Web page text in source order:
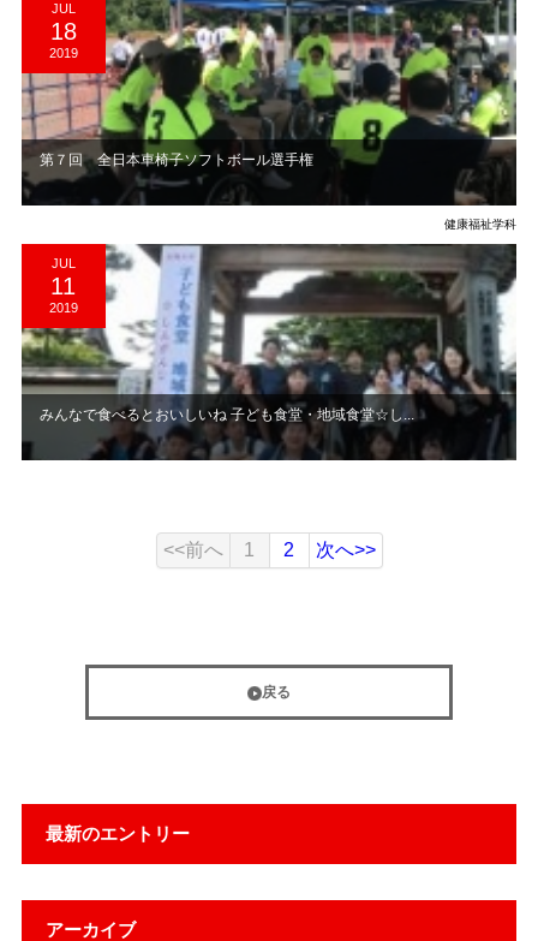
最新のエントリー
アーカイブ
JUL
18
2019
第７回 全日本車椅子ソフトボール選手権
健康福祉学科
JUL
11
2019
みんなで食べるとおいしいね 子ども食堂・地域食堂☆し...
<<前へ 1 2 次へ>>
戻る